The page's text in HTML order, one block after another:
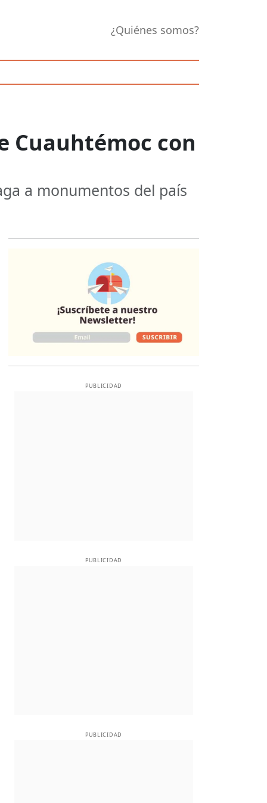
¿Quiénes somos?
Cuauhtémoc con
a monumentos del país
PUBLICIDAD
PUBLICIDAD
PUBLICIDAD